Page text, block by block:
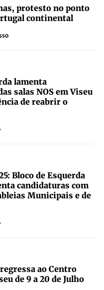
protesto no ponto
continental
lamenta
salas NOS em Viseu
de reabrir o
Bloco de Esquerda
candidaturas com
Municipais e de
ao Centro
de 9 a 20 de Julho